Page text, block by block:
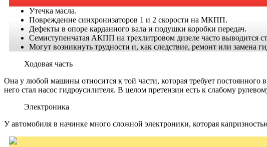
Утечка масла.
Повреждение синхронизаторов 1 и 2 скорости на МКПП.
Дефекты в опоре карданного вала и подушки коробки передач.
Семиступенчатая АКПП на трехлитровом дизеле часто выводится
Могут возникнуть трудности и, как следствие, ремонт или замена
Ходовая часть
Она у любой машины относится к той части, которая требует
него стал насос гидроусилителя. В целом претензии есть к слабому
Электроника
У автомобиля в начинке много сложной электроники, которая